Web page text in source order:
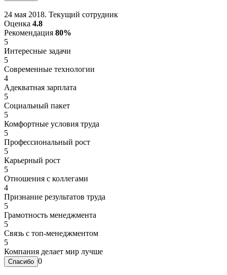
24 мая 2018. Текущий сотрудник
Оценка 4.8
Рекомендация 80%
5
Интересные задачи
5
Современные технологии
4
Адекватная зарплата
5
Социальный пакет
5
Комфортные условия труда
5
Профессиональный рост
5
Карьерный рост
5
Отношения с коллегами
4
Признание результатов труда
5
Грамотность менеджмента
5
Связь с топ-менеджментом
5
Компания делает мир лучше
0